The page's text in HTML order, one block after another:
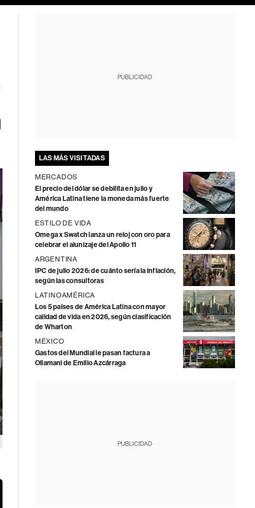
PUBLICIDAD
LAS MÁS VISITADAS
MERCADOS
El precio del dólar se debilita en julio y
América Latina tiene la moneda más fuerte
del mundo
ESTILO DE VIDA
Omega x Swatch lanza un reloj con oro para
celebrar el alunizaje del Apollo 11
ARGENTINA
IPC de julio 2026: de cuánto sería la inflación,
según las consultoras
LATINOAMÉRICA
Los 5 países de América Latina con mayor
calidad de vida en 2026, según clasificación
de Wharton
MÉXICO
Gastos del Mundial le pasan factura a
Ollamani de Emilio Azcárraga
PUBLICIDAD